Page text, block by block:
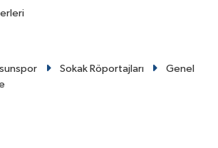
Sokak Röportajları
Genel